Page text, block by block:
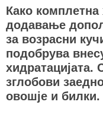
Како
додавање
за возрасни
подобрува
хидратацијата.
зглобови
овошје и билки.